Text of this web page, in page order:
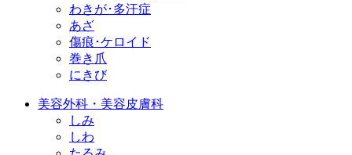
わきが･多汗症
あざ
傷痕･ケロイド
巻き爪
にきび
美容外科・美容皮膚科
しみ
しわ